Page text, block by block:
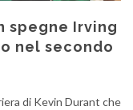
spegne Irving
nel secondo
di Kevin Durant che